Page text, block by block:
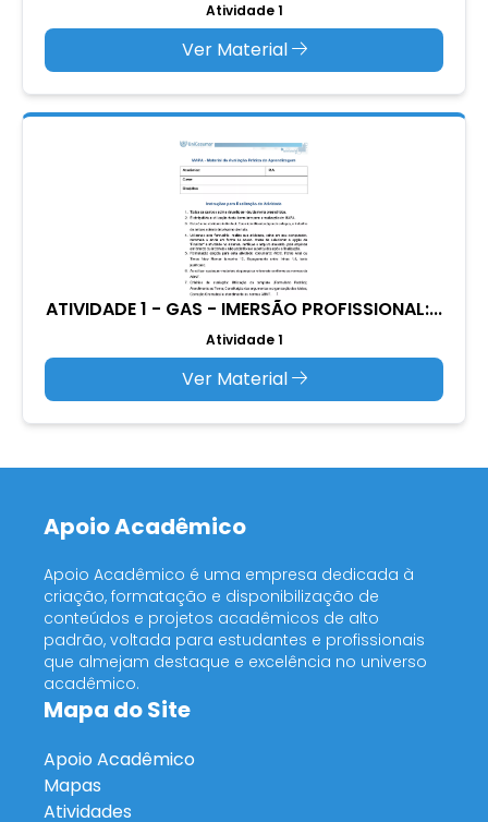
Atividade 1
Ver Material
ATIVIDADE 1 - GAS - IMERSÃO PROFISSIONAL:...
Atividade 1
Ver Material
Apoio Acadêmico
Apoio Acadêmico é uma empresa dedicada à
criação, formatação e disponibilização de
conteúdos e projetos acadêmicos de alto
padrão, voltada para estudantes e profissionais
que almejam destaque e excelência no universo
acadêmico.
Mapa do Site
Apoio Acadêmico
Mapas
Atividades